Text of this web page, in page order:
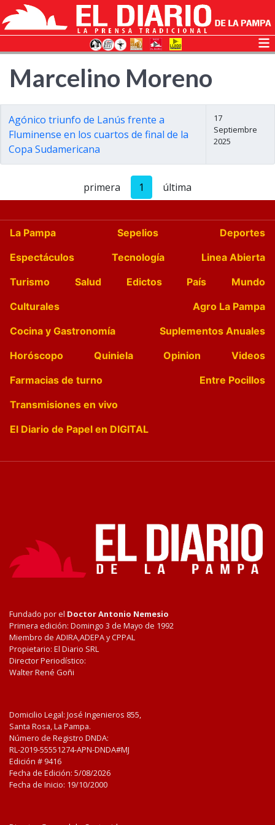
Marcelino Moreno
Agónico triunfo de Lanús frente a
Fluminense en los cuartos de final de la
Copa Sudamericana
17
Septiembre
2025
primera 1 última
La Pampa Sepelios
Deportes
Espectáculos
Tecnología
Linea Abierta
Turismo
Salud Edictos País
Mundo
Culturales
Agro La Pampa
Cocina y Gastronomía
Suplementos Anuales
Horóscopo
Quiniela Opinion
Videos
Farmacias de turno
Entre Pocillos
Transmisiones en vivo
El Diario de Papel en DIGITAL
Fundado por el Doctor Antonio Nemesio
Primera edición: Domingo 3 de Mayo de 1992
Miembro de ADIRA,ADEPA y CPPAL
Propietario: El Diario SRL
Director Periodístico:
Walter René Goñi
Domicilio Legal: José Ingenieros 855,
Santa Rosa, La Pampa.
Número de Registro DNDA:
RL-2019-55551274-APN-DNDA#MJ
Edición # 9416
Fecha de Edición: 5/08/2026
Fecha de Inicio: 19/10/2000